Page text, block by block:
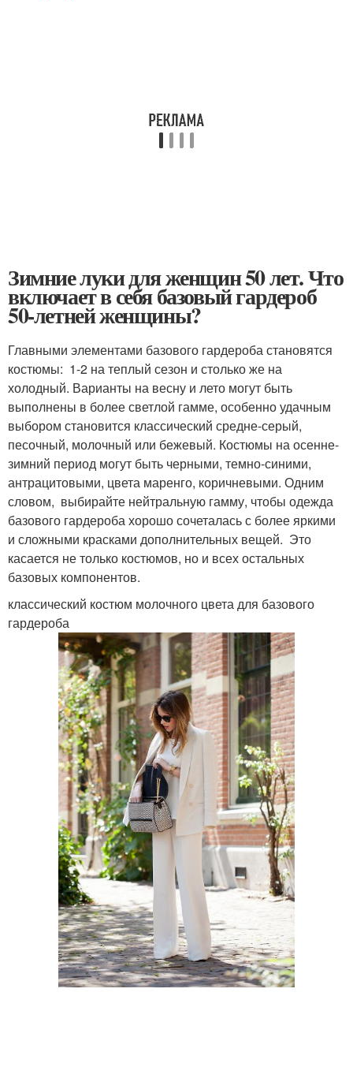
Зимние луки для женщин 50 лет. Что
включает в себя базовый гардероб
50-летней женщины?
Главными элементами базового гардероба становятся
костюмы: 1-2 на теплый сезон и столько же на
холодный. Варианты на весну и лето могут быть
выполнены в более светлой гамме, особенно удачным
выбором становится классический средне-серый,
песочный, молочный или бежевый. Костюмы на осенне-
зимний период могут быть черными, темно-синими,
антрацитовыми, цвета маренго, коричневыми. Одним
словом, выбирайте нейтральную гамму, чтобы одежда
базового гардероба хорошо сочеталась с более яркими
и сложными красками дополнительных вещей. Это
касается не только костюмов, но и всех остальных
базовых компонентов.
классический костюм молочного цвета для базового
гардероба